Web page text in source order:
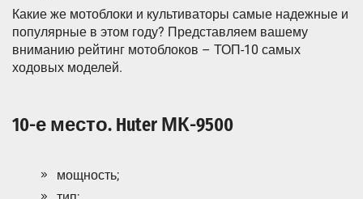
Какие же мотоблоки и культиваторы самые надежные и
популярные в этом году? Представляем вашему
вниманию рейтинг мотоблоков – ТОП-10 самых
ходовых моделей.
10-е место. Huter МК-9500
мощность;